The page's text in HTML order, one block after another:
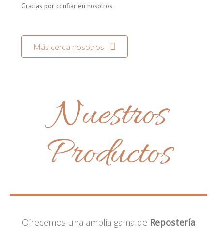
Gracias por confiar en nosotros.
Más cerca nosotros
Nuestros
Productos
Ofrecemos una amplia gama de Repostería